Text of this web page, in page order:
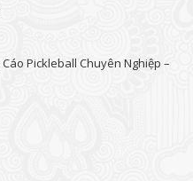
Pickleball Chuyên Nghiệp –